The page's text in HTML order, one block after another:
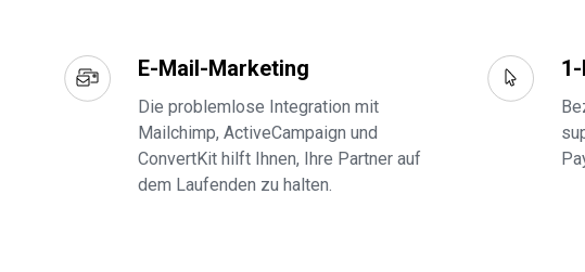
E-Mail-Marketing
Die problemlose Integration mit
Mailchimp, ActiveCampaign und
ConvertKit hilft Ihnen, Ihre Partner auf
dem Laufenden zu halten.